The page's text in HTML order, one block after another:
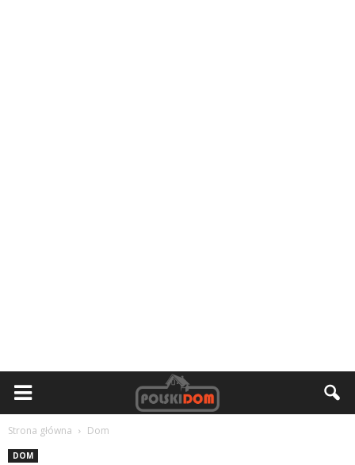
Strona główna Dom
DOM